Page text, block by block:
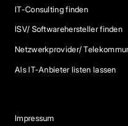
IT-Consulting finden
ISV/ Softwarehersteller finden
Netzwerkprovider/
Als IT-Anbieter listen lassen
Impressum